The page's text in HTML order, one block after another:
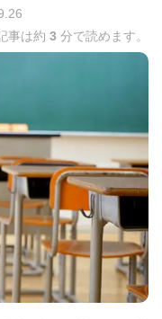
事は約 3 分で読めます。